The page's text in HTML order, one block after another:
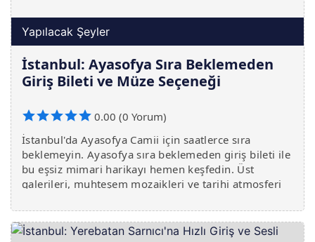
Yapılacak Şeyler
İstanbul: Ayasofya Sıra Beklemeden
Giriş Bileti ve Müze Seçeneği
0.00 (0 Yorum)
İstanbul'da Ayasofya Camii için saatlerce sıra
beklemeyin. Ayasofya sıra beklemeden giriş bileti ile
bu eşsiz mimari harikayı hemen keşfedin. Üst
galerileri, muhteşem mozaikleri ve tarihi atmosferi